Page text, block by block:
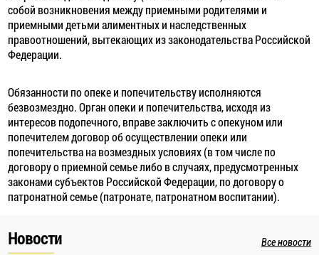
собой возникновения между приемными родителями и
приемными детьми алиментных и наследственных
правоотношений, вытекающих из законодательства Российской
Федерации.
Обязанности по опеке и попечительству исполняются
безвозмездно. Орган опеки и попечительства, исходя из
интересов подопечного, вправе заключить с опекуном или
попечителем договор об осуществлении опеки или
попечительства на возмездных условиях (в том числе по
договору о приемной семье либо в случаях, предусмотренных
законами субъектов Российской Федерации, по договору о
патронатной семье (патронате, патронатном воспитании).
Новости Все новости